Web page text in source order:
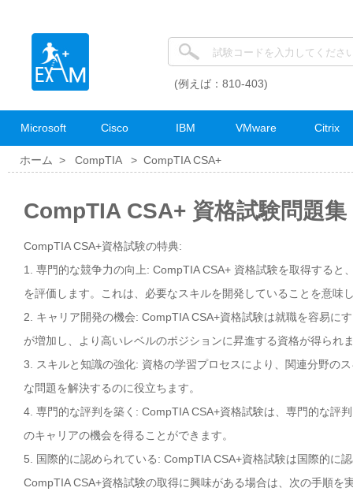
(例えば：810-403)
Microsoft Cisco IBM VMware Citrix
ホーム > CompTIA> CompTIA CSA+
CompTIA CSA+ 資格試験問題集
CompTIA CSA+資格試験の特典:
1. 専門的な競争力の向上: CompTIA CSA+ 資格試験を取得する
を評価します。これは、必要なスキルを開発していることを意味
2. キャリア開発の機会: CompTIA CSA+資格試験は就職を容易に
が増加し、より高いレベルのポジションに昇進する資格が得られ
3. スキルと知識の強化: 資格の学習プロセスにより、関連分野の
な問題を解決するのに役立ちます。
4. 専門的な評判を築く: CompTIA CSA+資格試験は、専門的な評
のキャリアの機会を得ることができます。
5. 国際的に認められている: CompTIA CSA+資格試験は国際的に
CompTIA CSA+資格試験の取得に興味がある場合は、次の手順を